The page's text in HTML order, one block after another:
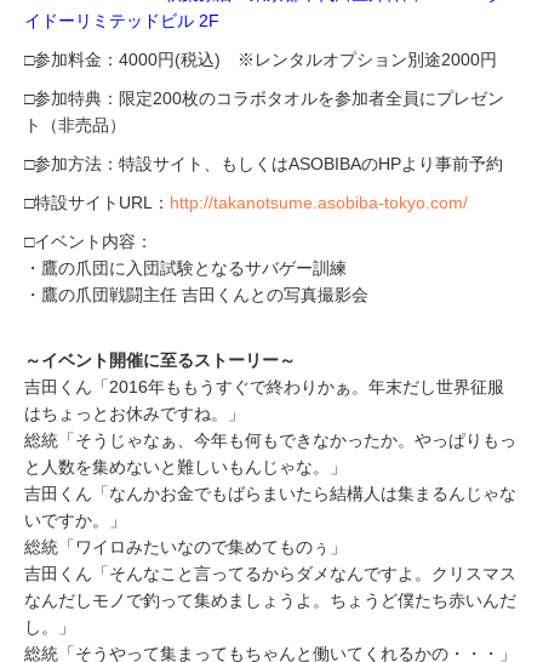
イドーリミテッドビル 2F
□参加料金：4000円(税込) ※レンタルオプション別途2000円
□参加特典：限定200枚のコラボタオルを参加者全員にプレゼン
ト（非売品）
□参加方法：特設サイト、もしくはASOBIBAのHPより事前予約
□特設サイトURL： http://takanotsume.asobiba-tokyo.com/
□イベント内容：
・鷹の爪団に入団試験となるサバゲー訓練
・鷹の爪団戦闘主任 吉田くんとの写真撮影会
～イベント開催に至るストーリー～
吉田くん「2016年ももうすぐで終わりかぁ。年末だし世界征服
はちょっとお休みですね。」
総統「そうじゃなぁ、今年も何もできなかったか。やっぱりもっ
と人数を集めないと難しいもんじゃな。」
吉田くん「なんかお金でもばらまいたら結構人は集まるんじゃな
いですか。」
総統「ワイロみたいなので集めてものぅ」
吉田くん「そんなこと言ってるからダメなんですよ。クリスマス
なんだしモノで釣って集めましょうよ。ちょうど僕たち赤いんだ
し。」
総統「そうやって集まってもちゃんと働いてくれるかの・・・」